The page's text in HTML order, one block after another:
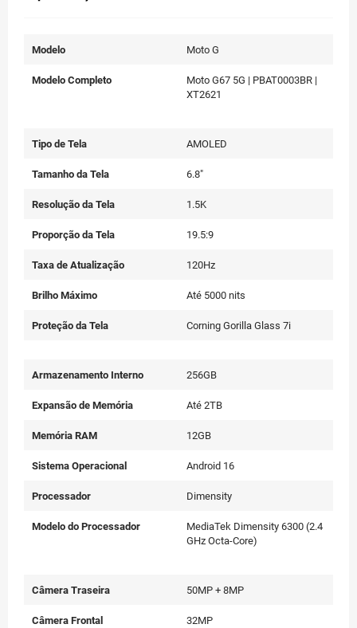
Modelo Moto G
Modelo Completo
Moto G67 5G | PBAT0003BR |
XT2621
Tipo de Tela AMOLED
Tamanho da Tela 6.8"
Resolução da Tela 1.5K
Proporção da Tela 19.5:9
Taxa de Atualização 120Hz
Brilho Máximo Até 5000 nits
Proteção da Tela Corning Gorilla Glass 7i
Armazenamento Interno 256GB
Expansão de Memória Até 2TB
Memória RAM 12GB
Sistema Operacional Android 16
Processador Dimensity
Modelo do Processador
MediaTek Dimensity 6300 (2.4
GHz Octa-Core)
Câmera Traseira 50MP + 8MP
Câmera Frontal 32MP